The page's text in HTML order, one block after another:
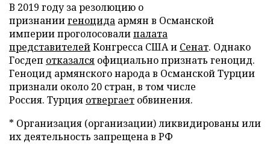
В 2019 году за резолюцию о
признаниигеноцида армян в Османской
империи проголосовалипалата
представителейКонгресса США и Сенат. Однако
Госдеп отказался официально признать геноцид.
Геноцид армянского народа в Османской Турции
признали около 20 стран, в том числе
Россия. Турция отвергает обвинения.
* Организация (организации) ликвидированы или
их деятельность запрещена в РФ